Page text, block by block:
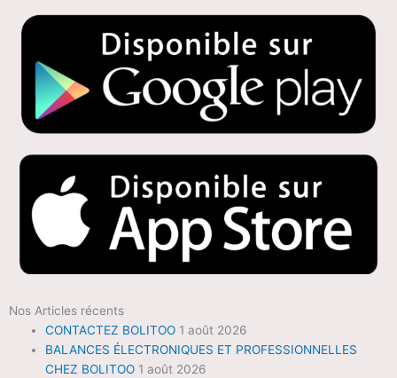
Nos Articles récents
CONTACTEZ BOLITOO 1 août 2026
BALANCES ÉLECTRONIQUES ET PROFESSIONNELLES
CHEZ BOLITOO 1 août 2026